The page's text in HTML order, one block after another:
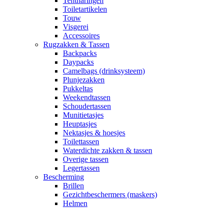
Toiletartikelen
Touw
Visgerei
Accessoires
Rugzakken & Tassen
Backpacks
Daypacks
Camelbags (drinksysteem)
Plunjezakken
Pukkeltas
Weekendtassen
Schoudertassen
Munitietasjes
Heuptasjes
Nektasjes & hoesjes
Toilettassen
Waterdichte zakken & tassen
Overige tassen
Legertassen
Bescherming
Brillen
Gezichtbeschermers (maskers)
Helmen